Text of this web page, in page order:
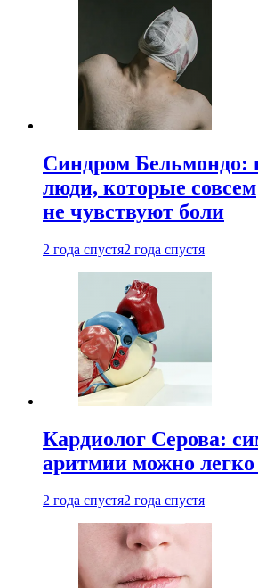
Синдром Бельмондо:
люди, которые совсем
не чувствуют боли
2 года спустя2 года спустя
Кардиолог Серова:
аритмии можно легко
2 года спустя2 года спустя